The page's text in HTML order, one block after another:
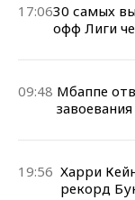
17:0630 самых
офф Лиги
09:48 Мбаппе
19:56 Харри
рекорд